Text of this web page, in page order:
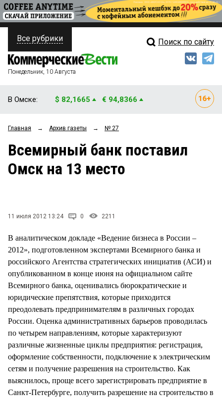
ПОЛИТИКА
ФИНАНСЫ
ОБЩЕСТВО
ЗАКОН
НОВОСТИ КОМПАНИЙ
Свежий выпуск
Рейтинги
Все рубрики Поиск по сайту
Понедельник, 10 Августа
В Омске: $ 82,1665 € 94,8366
Главная → Архив газеты → № 27
Всемирный банк поставил
Омск на 13 место
11 июля 2012 13:24 0 2211
В аналитическом докладе «Ведение бизнеса в России –
2012», подготовленном экспертами Всемирного банка и
российского Агентства стратегических инициатив (АСИ) и
опубликованном в конце июня на официальном сайте
Всемирного банка, оценивались бюрократические и
юридические препятствия, которые приходится
преодолевать предпринимателям в различных городах
России. Оценка административных барьеров проводилась
по четырем направлениям, которые характеризуют
различные жизненные циклы предприятия: регистрация,
оформление собственности, подключение к электрическим
сетям и получение разрешения на строительство. Как
выяснилось, проще всего зарегистрировать предприятие в
Санкт-Петербурге, получить разрешение на строительство в